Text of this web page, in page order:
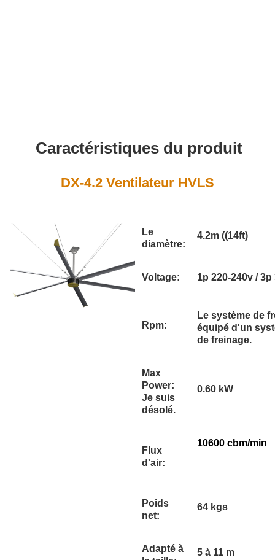
Caractéristiques du produit
DX-4.2 Ventilateur HVLS
Le
diamètre:
4.2m ((14ft)
Voltage: 1p 220-240v / 3p
Rpm:
Le système de
équipé d'un
de freinage.
Max
Power:
Je suis
désolé.
0.60 kW
Flux
d'air:
10600 cbm/min
Poids
net:
64 kgs
Adapté à
5 à 11 m